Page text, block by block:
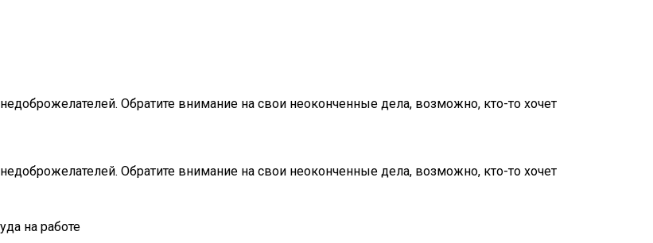
Обратите внимание на свои неоконченные дела, возможно, кто-то хочет
Обратите внимание на свои неоконченные дела, возможно, кто-то хочет